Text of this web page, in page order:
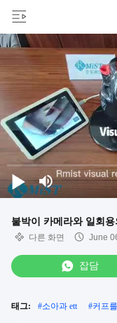
붙박이 카메라와 일회
다른 화면 June
잡담
태그: #소아과 ett #커프